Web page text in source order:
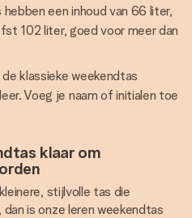
een inhoud van 66 liter,
102 liter, goed voor meer dan
klassieke weekendtas
Voeg je naam of initialen toe
klaar om
stijlvolle tas die
is onze leren weekendtas